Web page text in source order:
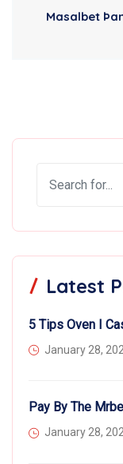
Masalbet
Latest
January 28,
January 28,